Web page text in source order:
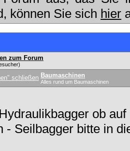
können Sie sich hier
zum Forum
Baumaschinen
Alles rund um Baumaschinen
ob auf
- Seilbagger bitte in